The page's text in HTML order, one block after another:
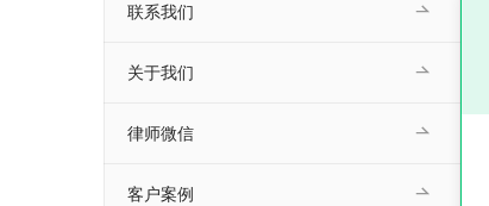
联系我们
关于我们
律师微信
客户案例